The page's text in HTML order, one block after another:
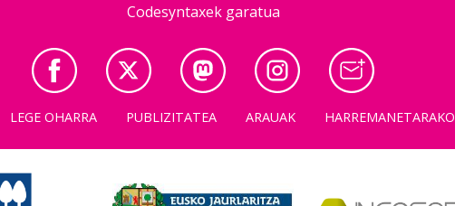
Codesyntaxek garatua
LEGE OHARRA PUBLIZITATEA ARAUAK HARREMANETARAKO